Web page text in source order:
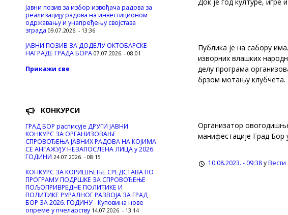
Публика је на сабору
изворних влашких
делу програма
брзом мотању клубчета.
Организатор
манифестације Град Бор
10.08.2023. - 09:38уВести
Јавни позив за избор извођача радова за
реализацију радова на инвестиционом
одржавању и унапређењу својстава
зграда 09.07.2026. - 13:36
ЈАВНИ ПОЗИВ ЗА ДОДЕЛУ ОКТOБАРСКЕ
НАГРАДЕ ГРАДА БОРА 07.07.2026. - 08:01
Прикажи све
КОНКУРСИ
ГРАД БОР расписује ДРУГИ ЈАВНИ
КОНКУРС ЗА ОРГАНИЗОВАЊЕ
СПРОВОЂЕЊА ЈАВНИХ РАДОВА НА КОЈИМА
СЕ АНГАЖУЈУ НЕЗАПОСЛЕНА ЛИЦА у 2026.
ГОДИНИ 24.07.2026. - 08:15
КОНКУРС ЗА КОРИШЋЕЊЕ СРЕДСТАВА ПО
ПРОГРАМУ ПОДРШКЕ ЗА СПРОВОЂЕЊЕ
ПОЉОПРИВРЕДНЕ ПОЛИТИКЕ И
ПОЛИТИКЕ РУРАЛНОГ РАЗВОЈА ЗА ГРАД
БОР ЗА 2026. ГОДИНУ - Куповина нове
опреме у пчеларству 14.07.2026. - 13:14